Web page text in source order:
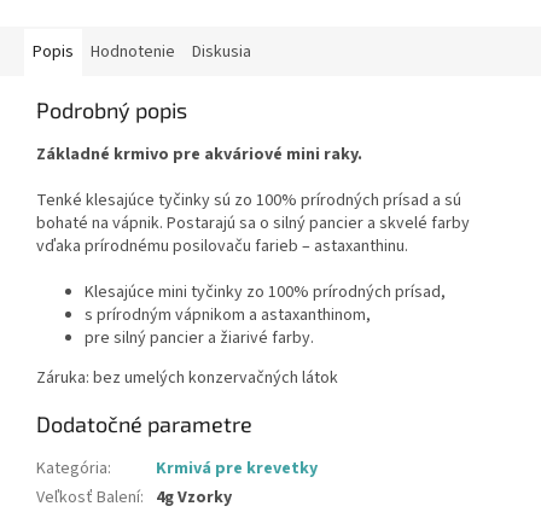
Popis Hodnotenie Diskusia
Podrobný popis
Základné krmivo pre akváriové mini raky.
Tenké klesajúce tyčinky sú zo 100% prírodných prísad a sú
bohaté na vápnik. Postarajú sa o silný pancier a skvelé farby
vďaka prírodnému posilovaču farieb – astaxanthinu.
Klesajúce mini tyčinky zo 100% prírodných prísad,
s prírodným vápnikom a astaxanthinom,
pre silný pancier a žiarivé farby.
Záruka: bez umelých konzervačných látok
Dodatočné parametre
Kategória:
Krmivá pre krevetky
Veľkosť Balení: 4g Vzorky